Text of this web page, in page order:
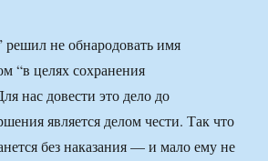
решил не обнародовать имя
“в целях сохранения
нас довести это дело до
является делом чести. Так что
без наказания — и мало ему не